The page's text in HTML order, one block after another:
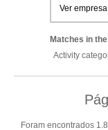
Ver empresa
Matches in
Activity
Foram encontrados